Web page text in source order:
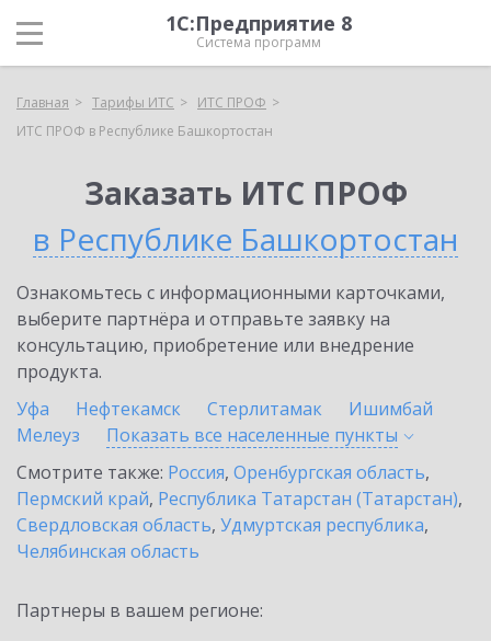
1С:Предприятие 8
Система программ
Главная Тарифы ИТС
ИТС ПРОФ
ИТС ПРОФ в Республике Башкортостан
Заказать ИТС ПРОФ
в Республике Башкортостан
Ознакомьтесь с информационными карточками,
выберите партнёра и отправьте заявку на
консультацию, приобретение или внедрение
продукта.
Уфа
Нефтекамск Стерлитамак
Ишимбай
Мелеуз
Показать все населенные пункты
Смотрите также: Россия, Оренбургская область,
Пермский край, Республика Татарстан (Татарстан),
Свердловская область, Удмуртская республика,
Челябинская область
Партнеры в вашем регионе: